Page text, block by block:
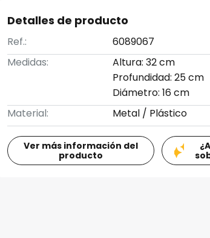
Detalles de producto
Ref.:
6089067
Medidas:
Altura: 32 cm
Profundidad: 25 cm
Diámetro: 16 cm
Material:
Metal / Plástico
Ver más información del
producto